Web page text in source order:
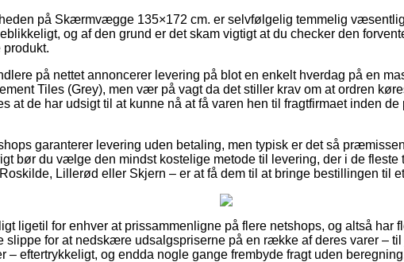
på Skærmvægge 135×172 cm. er selvfølgelig temmelig
og af den grund er det skam vigtigt at du checker den
på nettet annoncerer levering på blot en enkelt hverdag på en
Tiles (Grey), men vær på vagt da det stiller krav om at ordren
at de har udsigt til at kunne nå at få varen hen til fragtfirmaet inden de
garanterer levering uden betaling, men typisk er det så
bør du vælge den mindst kostelige metode til levering, der i de fleste
Lillerød eller Skjern – er at få dem til at bringe bestillingen til
ligetil for enhver at prissammenligne på flere netshops, og altså har
slippe for at nedskære udsalgspriserne på en række af deres varer – til
– eftertrykkeligt, og endda nogle gange frembyde fragt uden